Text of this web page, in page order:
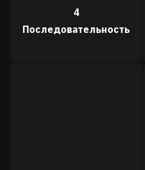
4
Последовательность